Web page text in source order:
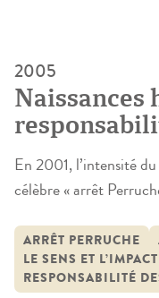
2005
Naissances
l’impact de
sur la
pratiques
En 2001, l’intensité
célèbre « arrêt
l’importance d’une
médiatique, mais
par un tel cas sur les
ARRÊT PERRUCHE
LE SENS ET
RESPONSABILITÉ